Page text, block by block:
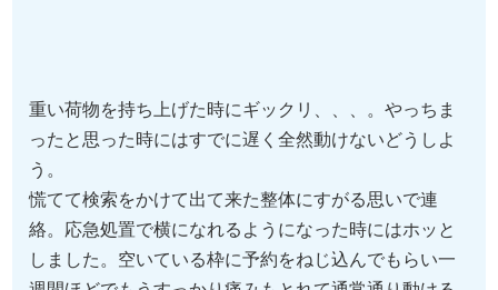
（B,C様30代女性）
※効果には個人差があります
「諦めていた腰痛が気にならなくなりまし